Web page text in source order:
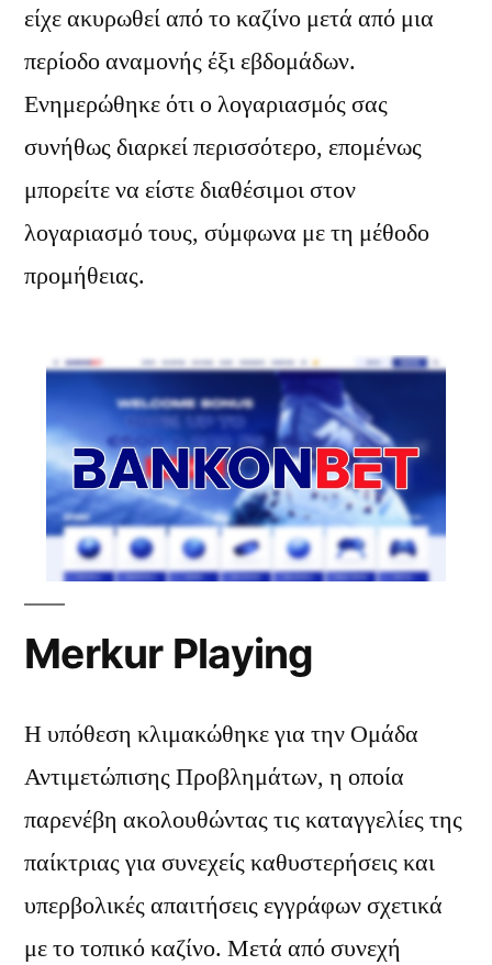
είχε ακυρωθεί από το καζίνο μετά από μια
περίοδο αναμονής έξι εβδομάδων.
Ενημερώθηκε ότι ο λογαριασμός σας
συνήθως διαρκεί περισσότερο, επομένως
μπορείτε να είστε διαθέσιμοι στον
λογαριασμό τους, σύμφωνα με τη μέθοδο
προμήθειας.
Merkur Playing
Η υπόθεση κλιμακώθηκε για την Ομάδα
Αντιμετώπισης Προβλημάτων, η οποία
παρενέβη ακολουθώντας τις καταγγελίες της
παίκτριας για συνεχείς καθυστερήσεις και
υπερβολικές απαιτήσεις εγγράφων σχετικά
με το τοπικό καζίνο. Μετά από συνεχή